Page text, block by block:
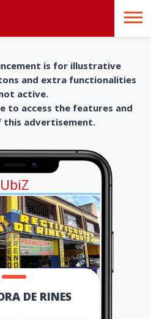
is for illustrative
and extra functionalities
active.
to access the features and
advertisement.
UbiZ
DE RINES